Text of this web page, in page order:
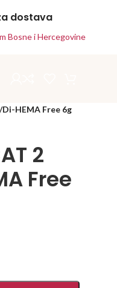
dostava
Bosne i Hercegovine
Di-HEMA Free 6g
2
Free